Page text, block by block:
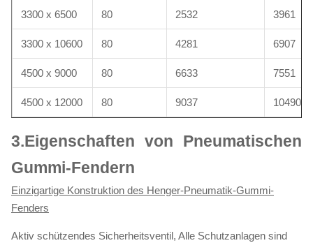
3300 x 6500 80 2532 3961
3300 x 10600 80 4281 6907
4500 x 9000 80 6633 7551
4500 x 12000 80 9037 10490
3.Eigenschaften von Pneumatischen
Gummi-Fendern
Einzigartige Konstruktion des Henger-Pneumatik-Gummi-
Fenders
Aktiv schützendes Sicherheitsventil, Alle Schutzanlagen sind